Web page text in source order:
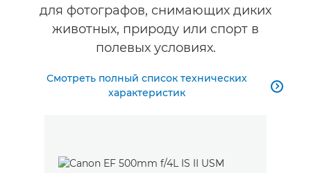
для фотографов, снимающих диких
животных, природу или спорт в
полевых условиях.
Смотреть полный список технических
характеристик
